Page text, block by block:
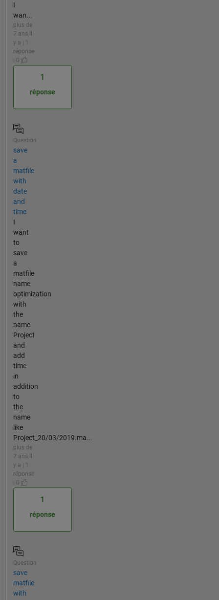
I
wan...
plus de
7 ans il
y a | 1
réponse
| 0
1
réponse
Question
save
a
matfile
with
date
and
time
I
want
to
save
a
matfile
name
optimization
with
the
name
Project
and
add
time
in
addition
to
the
name
like
Project_20/03/2019.ma...
plus de
7 ans il
y a | 1
réponse
| 0
1
réponse
Question
save
matfile
with